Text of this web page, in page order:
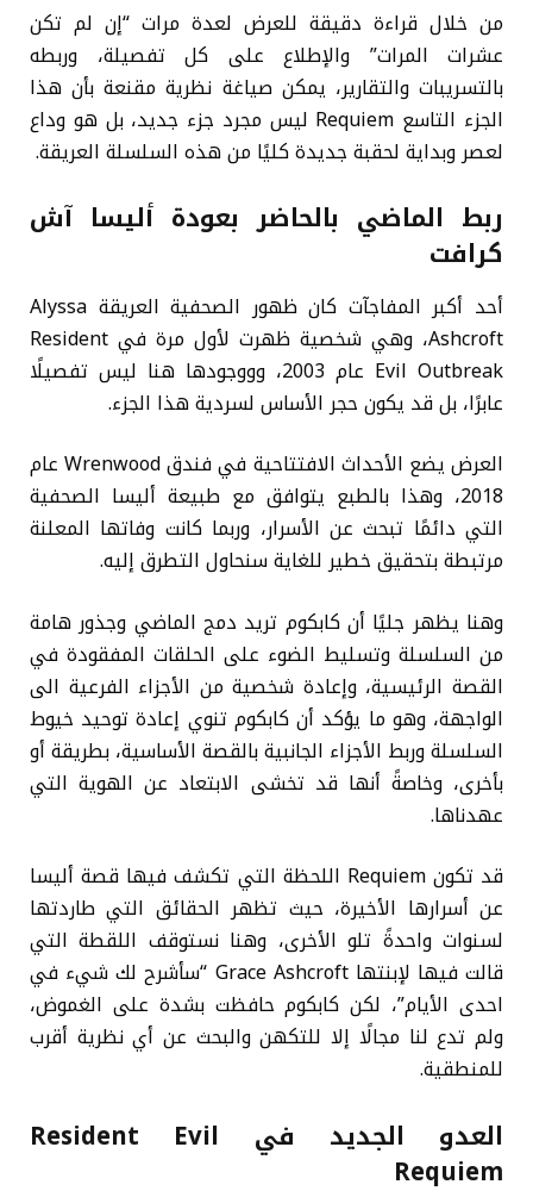
من خلال قراءة دقيقة للعرض لعدة مرات “إن لم تكن
عشرات المرات” والإطلاع على كل تفصيلة، وربطه
بالتسريبات والتقارير، يمكن صياغة نظرية مقنعة بأن هذا
الجزء التاسع Requiem ليس مجرد جزء جديد، بل هو وداع
لعصر وبداية لحقبة جديدة كليًا من هذه السلسلة العريقة.
ربط الماضي بالحاضر بعودة أليسا آش
كرافت
أحد أكبر المفاجآت كان ظهور الصحفية العريقة Alyssa
Ashcroft، وهي شخصية ظهرت لأول مرة في Resident
Evil Outbreak عام 2003، وووجودها هنا ليس تفصيلًا
عابرًا، بل قد يكون حجر الأساس لسردية هذا الجزء.
العرض يضع الأحداث الافتتاحية في فندق Wrenwood عام
2018، وهذا بالطبع يتوافق مع طبيعة أليسا الصحفية
التي دائمًا تبحث عن الأسرار، وربما كانت وفاتها المعلنة
مرتبطة بتحقيق خطير للغاية سنحاول التطرق إليه.
وهنا يظهر جليًا أن كابكوم تريد دمج الماضي وجذور هامة
من السلسلة وتسليط الضوء على الحلقات المفقودة في
القصة الرئيسية، وإعادة شخصية من الأجزاء الفرعية الى
الواجهة، وهو ما يؤكد أن كابكوم تنوي إعادة توحيد خيوط
السلسلة وربط الأجزاء الجانبية بالقصة الأساسية، بطريقة أو
بأخرى، وخاصةً أنها قد تخشى الابتعاد عن الهوية التي
عهدناها.
قد تكون Requiem اللحظة التي تكشف فيها قصة أليسا
عن أسرارها الأخيرة، حيث تظهر الحقائق التي طاردتها
لسنوات واحدةً تلو الأخرى، وهنا نستوقف اللقطة التي
قالت فيها لإبنتها Grace Ashcroft “سأشرح لك شيء في
احدى الأيام”، لكن كابكوم حافظت بشدة على الغموض،
ولم تدع لنا مجالًا إلا للتكهن والبحث عن أي نظرية أقرب
للمنطقية.
العدو الجديد في Resident Evil
Requiem